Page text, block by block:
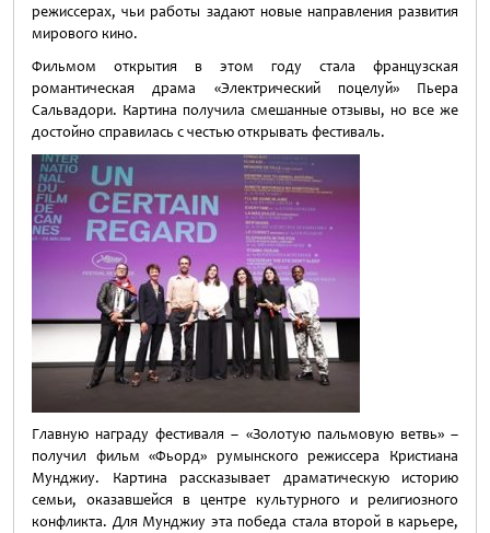
режиссерах, чьи работы задают новые направления развития
мирового кино.
Фильмом открытия в этом году стала французская
романтическая драма «Электрический поцелуй» Пьера
Сальвадори. Картина получила смешанные отзывы, но все же
достойно справилась с честью открывать фестиваль.
Главную награду фестиваля – «Золотую пальмовую ветвь» –
получил фильм «Фьорд» румынского режиссера Кристиана
Мунджиу. Картина рассказывает драматическую историю
семьи, оказавшейся в центре культурного и религиозного
конфликта. Для Мунджиу эта победа стала второй в карьере,